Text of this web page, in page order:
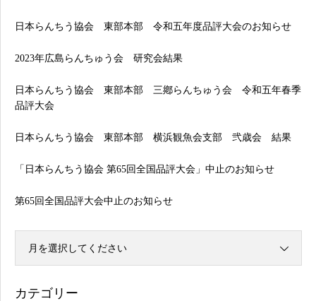
日本らんちう協会 東部本部 令和五年度品評大会のお知らせ
2023年広島らんちゅう会 研究会結果
日本らんちう協会 東部本部 三鄕らんちゅう会 令和五年春季
品評大会
日本らんちう協会 東部本部 横浜観魚会支部 弐歳会 結果
「日本らんちう協会 第65回全国品評大会」中止のお知らせ
第65回全国品評大会中止のお知らせ
月を選択してください
カテゴリー